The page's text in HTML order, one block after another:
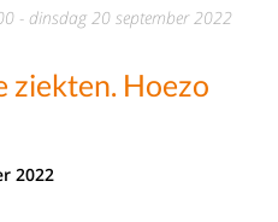
ziekten. Hoezo
2022